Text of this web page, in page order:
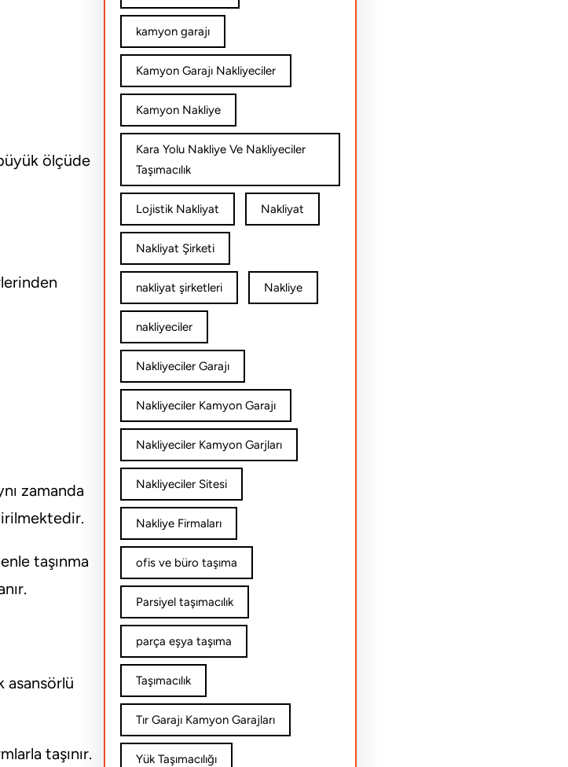
ölçüde
zamanda
taşınma
asansörlü
taşınır.
kamyon garajı
Kamyon Garajı Nakliyeciler
Kamyon Nakliye
Kara Yolu Nakliye Ve Nakliyeciler
Taşımacılık
Lojistik Nakliyat Nakliyat
Nakliyat Şirketi
nakliyat şirketleri Nakliye
nakliyeciler
Nakliyeciler Garajı
Nakliyeciler Kamyon Garajı
Nakliyeciler Kamyon Garjları
Nakliyeciler Sitesi
Nakliye Firmaları
ofis ve büro taşıma
Parsiyel taşımacılık
parça eşya taşıma
Taşımacılık
Tır Garajı Kamyon Garajları
Yük Taşımacılığı